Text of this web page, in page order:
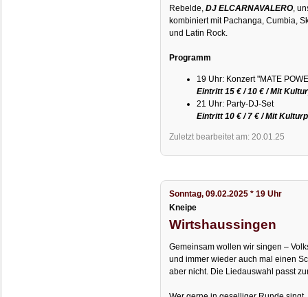
Rebelde, DJ ELCARNAVALERO,
kombiniert mit Pachanga, Cumbia,
und Latin Rock.
Programm
19 Uhr: Konzert "MATE
Eintritt 15 € / 10 € / Mit
21 Uhr: Party-DJ-Set
Eintritt 10 € / 7 € / Mit
Zuletzt bearbeitet am: 20.01.25
Sonntag, 09.02.2025 * 19 Uhr
Kneipe
Wirtshaussingen
Gemeinsam wollen wir singen –
und immer wieder auch mal einen
aber nicht. Die Liedauswahl passt